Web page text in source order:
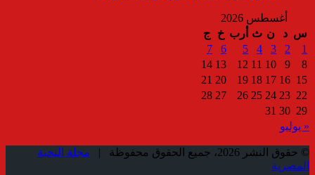
أغسطس 2026
س د ن ث أرب خ
ج
1
2
3
4
5
6
7
8
9
10
11
12
13
14
15
16
17
18
19
20
21
22
23
24
25
26
27
28
29
30
31
« يوليو
© حقوق النشر 2026، جميع الحقوق محفوظة |
مجلة النخبة
المصرية